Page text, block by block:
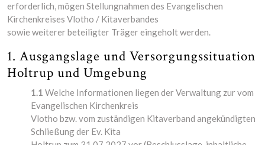
erforderlich, mögen Stellungnahmen des Evangelischen
Kirchenkreises Vlotho / Kitaverbandes
sowie weiterer beteiligter Träger eingeholt werden.
1. Ausgangslage und Versorgungssituation
Holtrup und Umgebung
1.1 Welche Informationen liegen der Verwaltung zur vom
Evangelischen Kirchenkreis
Vlotho bzw. vom zuständigen Kitaverband angekündigten
Schließung der Ev. Kita